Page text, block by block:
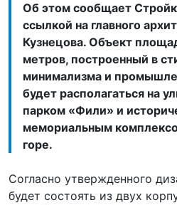
Об этом сообщает
ссылкой на главного
Кузнецова. Объект
метров, построенный в
минимализма и
будет располагаться на
парком «Фили» и
мемориальным
горе.
Согласно утвержденного
будет состоять из двух